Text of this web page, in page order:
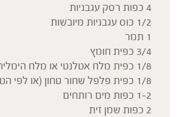
4 כפות רסק עגבניות
1/2 כוס עגבניות מיובשות
1 תמר
3/4 כפית חומץ
1/8 כפית מלח אטלנטי או מלח הימליה
1/8 כפית פלפל שחור טחון (או לפי הטעם)
1-2 כפות מים רותחים
2 כפות שמן זית